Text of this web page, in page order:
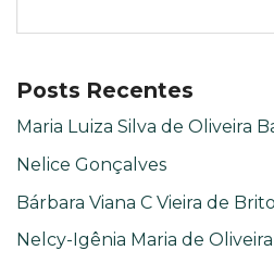
Posts Recentes
Maria Luiza Silva de Oliveira
Nelice Gonçalves
Bárbara Viana C Vieira de Brito
Nelcy-Igênia Maria de